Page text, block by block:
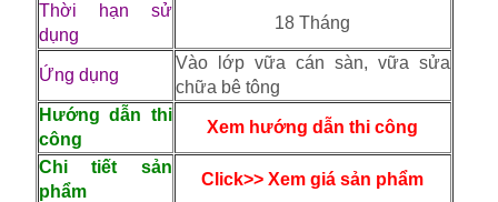
Thời hạn sử
dụng
18 Tháng
Ứng dụng
Vào lớp vữa cán sàn, vữa sửa
chữa bê tông
Hướng dẫn thi
công
Xem hướng dẫn thi công
Chi tiết sản
phẩm
Click>> Xem giá sản phẩm